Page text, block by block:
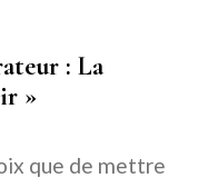
: La
»
que de mettre